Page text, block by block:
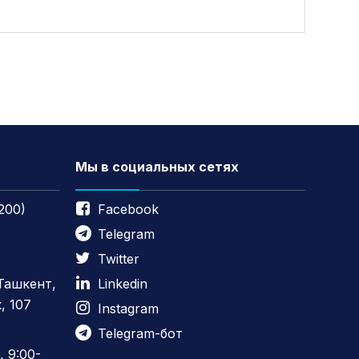
107
9:00-
Мы в социальных сетях
Facebook
Telegram
Twitter
Linkedin
Instagram
Telegram-бот